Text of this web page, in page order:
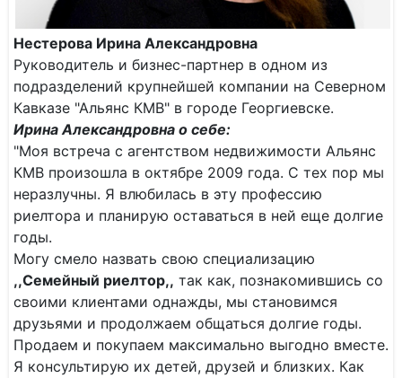
Нестерова Ирина Александровна
Руководитель и бизнес-партнер в одном из
подразделений крупнейшей компании на Северном
Кавказе "Альянс КМВ" в городе Георгиевске.
Ирина Александровна о себе:
"Моя встреча с агентством недвижимости Альянс
КМВ произошла в октябре 2009 года. С тех пор мы
неразлучны. Я влюбилась в эту профессию
риелтора и планирую оставаться в ней еще долгие
годы.
Могу смело назвать свою специализацию
,,Семейный риелтор,, так как, познакомившись со
своими клиентами однажды, мы становимся
друзьями и продолжаем общаться долгие годы.
Продаем и покупаем максимально выгодно вместе.
Я консультирую их детей, друзей и близких. Как